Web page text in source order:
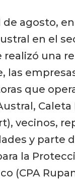
de agosto,
en el
realizó una
las
que
Caleta
vecinos,
y parte
la
(CPA